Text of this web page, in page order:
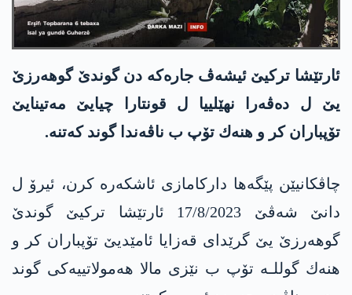
ئارتێشا تركیێ ئیشه‌ڤ جاره‌كه‌ دن گوندێ گوهه‌رزێ
یێ ل ده‌ڤه‌را نهێلییا ل قونتارا چیایێ مه‌تینایێ
تۆپباران كر و هنه‌ك تۆپ ب ناڤه‌ندا گوند كه‌تنه‌.
چاڤكانیێن پێگه‌ها داركامازی ئاشكه‌ره‌ كرن، ئیرۆ ل
دانێ شه‌ڤێ 17/8/2023 ئارتێشا تركیێ گوندێ
گوهه‌رزێ یێ گرێدای قه‌زایا ئامێدیێ تۆپباران كر و
هنه‌ك گوللـه‌ تۆپ ب نێزی مالا هه‌مولاتییه‌كی گوند